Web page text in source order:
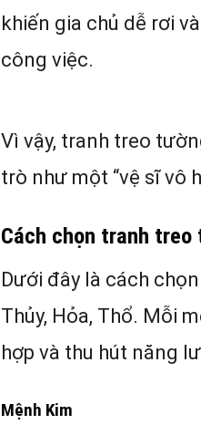
khiến gia chủ dễ rơi
công việc.
Vì vậy, tranh treo
trò như một “vệ sĩ vô
Cách chọn tranh
Dưới đây là cách
Thủy, Hỏa, Thổ. Mỗi
hợp và thu hút năng
Mệnh Kim